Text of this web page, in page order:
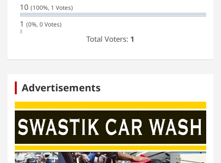
10 (100%, 1 Votes)
1 (0%, 0 Votes)
Total Voters: 1
Advertisements